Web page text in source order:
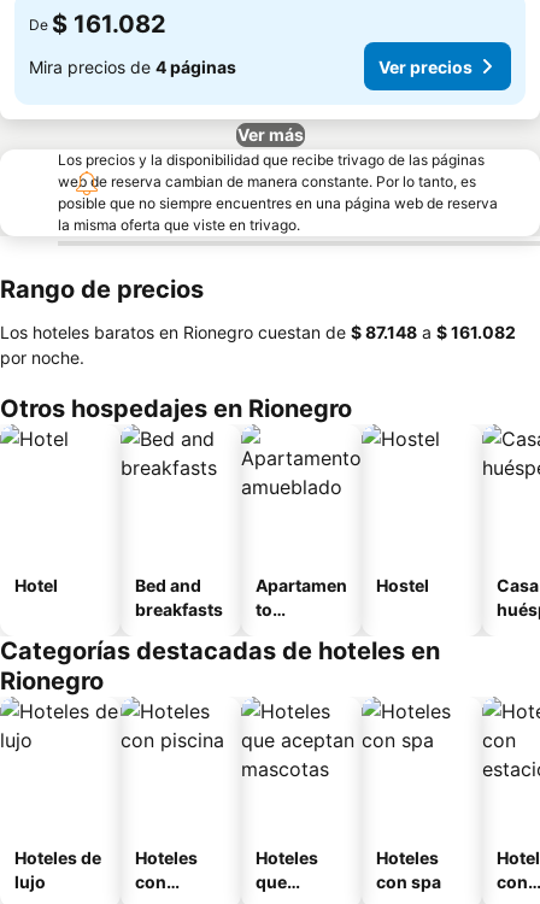
De $ 161.082
Mira precios de 4 páginas Ver precios
Ver más
Los precios y la disponibilidad que recibe trivago de las páginas
web de reserva cambian de manera constante. Por lo tanto, es
posible que no siempre encuentres en una página web de reserva
la misma oferta que viste en trivago.
Rango de precios
Los hoteles baratos en Rionegro cuestan de ‎$ 87.148 a ‎$ 161.082
por noche.
Otros hospedajes en Rionegro
Hotel
Bed and
breakfasts
Apartamen
to
o
Hostel
Categorías destacadas de hoteles en
Rionegro
Hoteles de
lujo
Hoteles
con
Hoteles
que
Hoteles
con spa
con